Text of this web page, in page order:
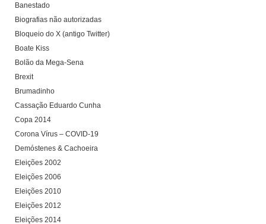
Banestado
Biografias não autorizadas
Bloqueio do X (antigo Twitter)
Boate Kiss
Bolão da Mega-Sena
Brexit
Brumadinho
Cassação Eduardo Cunha
Copa 2014
Corona Vírus – COVID-19
Demóstenes & Cachoeira
Eleições 2002
Eleições 2006
Eleições 2010
Eleições 2012
Eleições 2014